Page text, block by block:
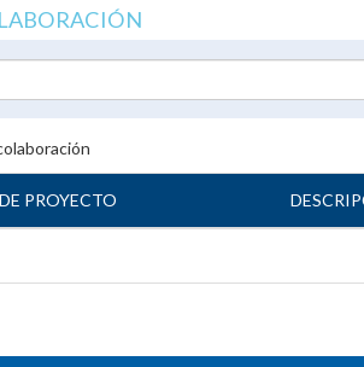
PROYECTO